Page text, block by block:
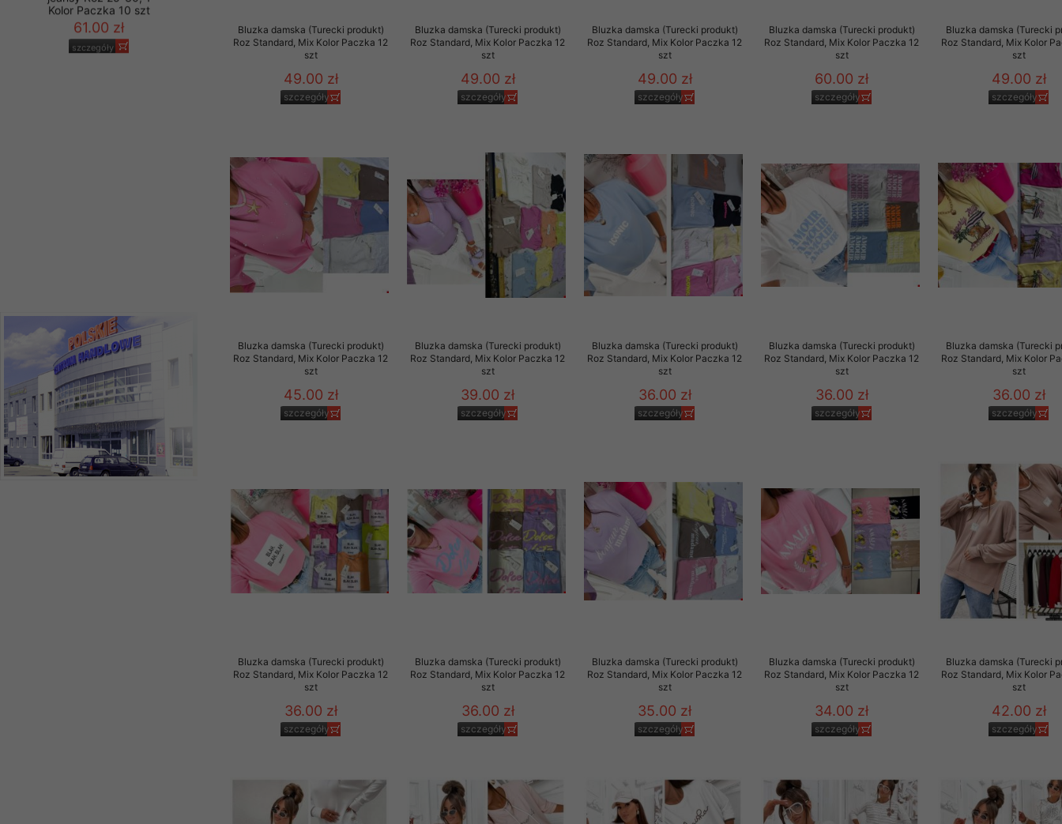
Spodnie damskie
jeansy Roz 25-30, 1
Bluzka damska (Turecki produkt)
Roz Standard, Mix Kolor Paczka 12
szt
49.00 zł
szczegóły
Bluzka damska (Turecki produkt)
Roz Standard, Mix Kolor Paczka 12
szt
49.00 zł
szczegóły
Bluzka damska (Turecki produkt)
Roz Standard, Mix Kolor Paczka 12
szt
49.00 zł
szczegóły
Bluzka damska (Turecki produkt)
Roz Standard, Mix Kolor Paczka 12
szt
60.00 zł
szczegóły
Bluzka damska (Turecki
Roz Standard, Mix Kolor
szt
49.00 zł
szczegóły
Bluzka damska (Turecki produkt)
Roz Standard, Mix Kolor Paczka 12
szt
45.00 zł
szczegóły
Bluzka damska (Turecki produkt)
Roz Standard, Mix Kolor Paczka 12
szt
39.00 zł
szczegóły
Bluzka damska (Turecki produkt)
Roz Standard, Mix Kolor Paczka 12
szt
36.00 zł
szczegóły
Bluzka damska (Turecki produkt)
Roz Standard, Mix Kolor Paczka 12
szt
36.00 zł
szczegóły
Bluzka damska (Turecki
Roz Standard, Mix Kolor
szt
36.00 zł
szczegóły
Bluzka damska (Turecki produkt)
Roz Standard, Mix Kolor Paczka 12
szt
36.00 zł
szczegóły
Bluzka damska (Turecki produkt)
Roz Standard, Mix Kolor Paczka 12
szt
36.00 zł
szczegóły
Bluzka damska (Turecki produkt)
Roz Standard, Mix Kolor Paczka 12
szt
35.00 zł
szczegóły
Bluzka damska (Turecki produkt)
Roz Standard, Mix Kolor Paczka 12
szt
34.00 zł
szczegóły
Bluzka damska (Turecki
Roz Standard, Mix Kolor
szt
42.00 zł
szczegóły
szczególności newslettera wysyłanego Klientowi, jeżeli potwierdzi wyraźnie wskazanego przez nas linka
zawierającego akceptację na otrzymywanie newslettera o aktualnych promocjach, rabatach i nowościach w
Wszelkie pytania, wnioski i sugestie odnoszące się do ochrony Państwa prywatności, w szczególności danych